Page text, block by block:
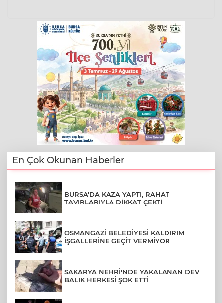
En Çok Okunan Haberler
BURSA'DA KAZA YAPTI, RAHAT
TAVIRLARIYLA DİKKAT ÇEKTİ
OSMANGAZİ BELEDİYESİ KALDIRIM
İŞGALLERİNE GEÇİT VERMİYOR
SAKARYA NEHRİ'NDE YAKALANAN DEV
BALIK HERKESİ ŞOK ETTİ